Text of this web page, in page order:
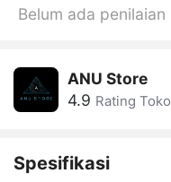
Belum ada penilaian
ANU Store
4.9 Rating Toko
Spesifikasi